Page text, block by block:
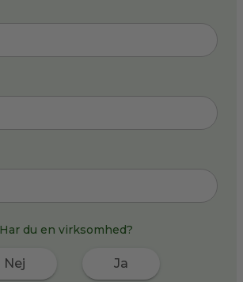
Har du en virksomhed?
Nej Ja